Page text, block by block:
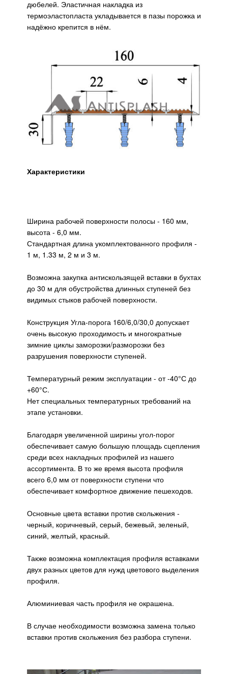
дюбелей. Эластичная накладка из
термоэластопласта укладывается в пазы порожка и
надёжно крепится в нём.
Характеристики
Ширина рабочей поверхности полосы - 160 мм,
высота - 6,0 мм.
Стандартная длина укомплектованного профиля -
1 м, 1.33 м, 2 м и 3 м.
Возможна закупка антискользящей вставки в бухтах
до 30 м для обустройства длинных ступеней без
видимых стыков рабочей поверхности.
Конструкция Угла-порога 160/6,0/30,0 допускает
очень высокую проходимость и многократные
зимние циклы заморозки/разморозки без
разрушения поверхности ступеней.
Температурный режим эксплуатации - от -40°С до
+60°С.
Нет специальных температурных требований на
этапе установки.
Благодаря увеличенной ширины угол-порог
обеспечивает самую большую площадь сцепления
среди всех накладных профилей из нашего
ассортимента. В то же время высота профиля
всего 6,0 мм от поверхности ступени что
обеспечивает комфортное движение пешеходов.
Основные цвета вставки против скольжения -
черный, коричневый, серый, бежевый, зеленый,
синий, желтый, красный.
Также возможна комплектация профиля вставками
двух разных цветов для нужд цветового выделения
профиля.
Алюминиевая часть профиля не окрашена.
В случае необходимости возможна замена только
вставки против скольжения без разбора ступени.